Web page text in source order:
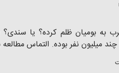
به بومیان ظلم کرده؟ یا
میلیون نفر بوده. التماس